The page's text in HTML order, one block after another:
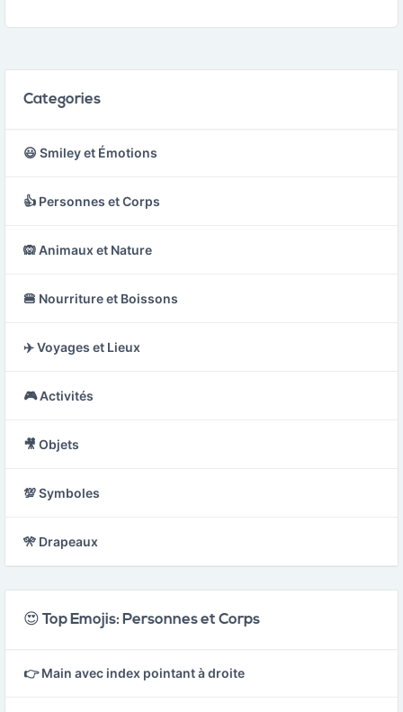
Categories
😃 Smiley et Émotions
👍 Personnes et Corps
🙉 Animaux et Nature
🍔 Nourriture et Boissons
✈️ Voyages et Lieux
🎮 Activités
🎥 Objets
💯 Symboles
🎌 Drapeaux
😍 Top Emojis: Personnes et Corps
👉 Main avec index pointant à droite